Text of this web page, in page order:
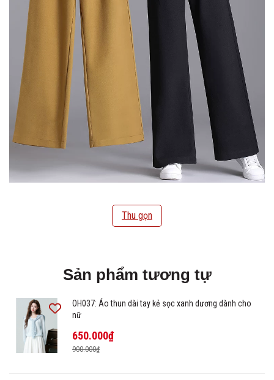
Thu gọn
Sản phẩm tương tự
OH037: Áo thun dài tay kẻ sọc xanh dương dành cho
nữ
650.000₫
900.000₫